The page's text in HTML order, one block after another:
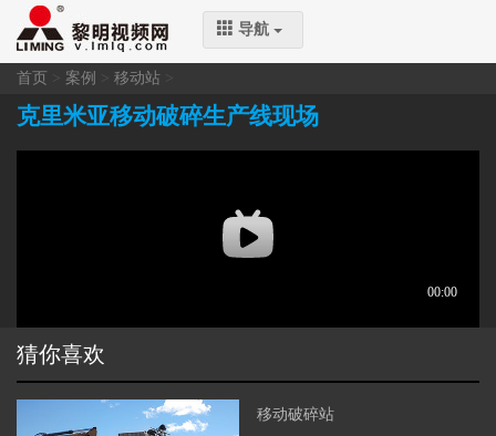
导航
首页 > 案例 > 移动站 >
克里米亚移动破碎生产线现场
猜你喜欢
移动破碎站